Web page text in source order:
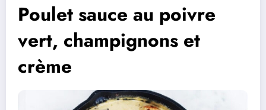
Poulet sauce au poivre
vert, champignons et
crème